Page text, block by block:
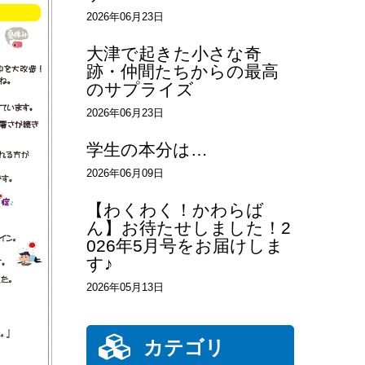
2026年06月23日
大津で起きた小さな奇
跡・仲間たちからの最高
のサプライズ
2026年06月23日
学生の本分は…
2026年06月09日
【わくわく！かわらば
ん】お待たせしました！2
026年5月号をお届けしま
す♪
2026年05月13日
カテゴリ